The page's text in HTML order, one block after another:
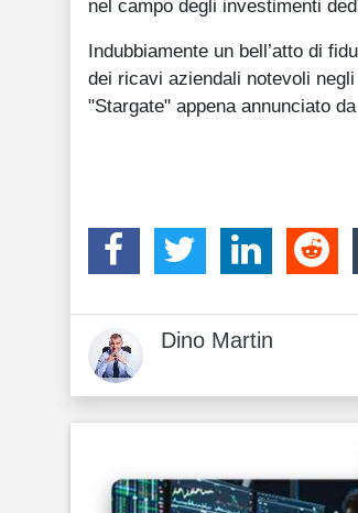
nel campo degli investimenti
Indubbiamente un bell’atto di
dei ricavi aziendali notevoli
"Stargate" appena annunciato
Dino Martin